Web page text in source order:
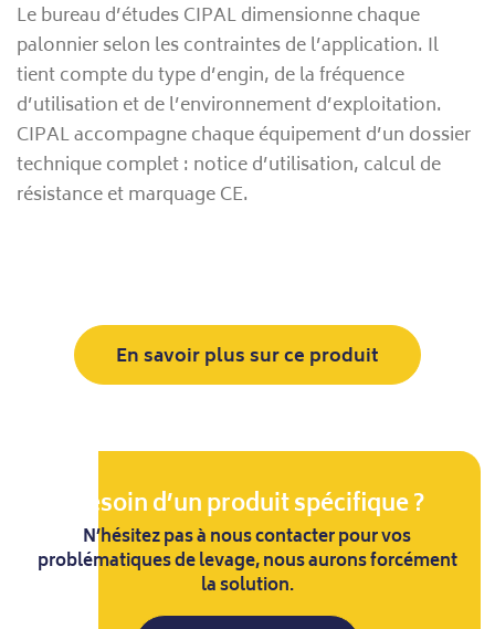
Le bureau d’études CIPAL dimensionne chaque
palonnier selon les contraintes de l’application. Il
tient compte du type d’engin, de la fréquence
d’utilisation et de l’environnement d’exploitation.
CIPAL accompagne chaque équipement d’un dossier
technique complet : notice d’utilisation, calcul de
résistance et marquage CE.
En savoir plus sur ce produit
Besoin d’un produit spécifique ?
N’hésitez pas à nous contacter pour vos
problématiques de levage, nous aurons forcément
la solution.